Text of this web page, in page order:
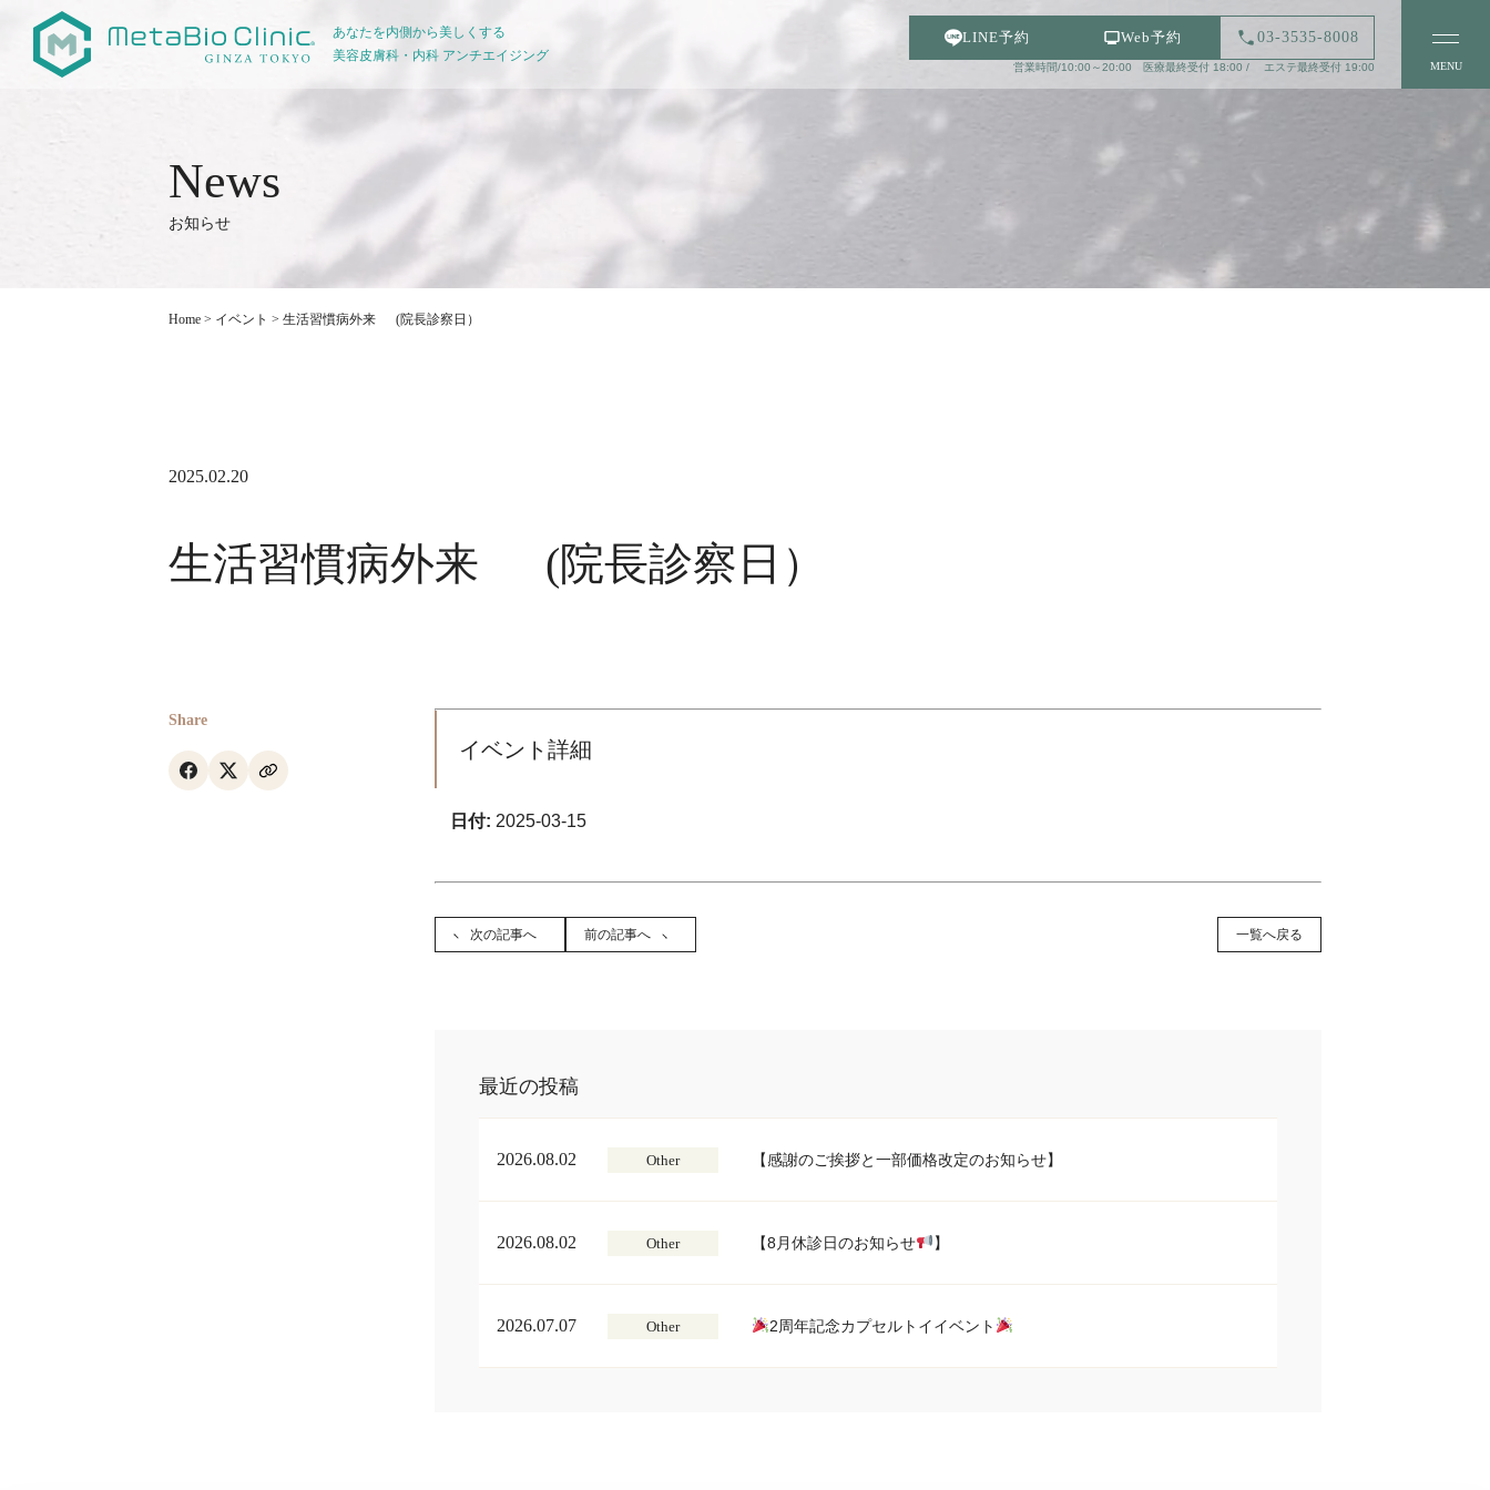
あなたを内側から美しくする
美容皮膚科・内科 アンチエイジング
LINE予約 Web予約 03-3535-8008
営業時間/10:00～20:00 医療最終受付 18:00 / エステ最終受付 19:00 MENU
お知らせ
Home > イベント > 生活習慣病外来 (院長診察日）
2025.02.20
生活習慣病外来 (院長診察日）
Share
イベント詳細
日付: 2025-03-15
次の記事へ 前の記事へ 一覧へ戻る
最近の投稿
2026.08.02 Other 【感謝のご挨拶と一部価格改定のお知らせ】
2026.08.02 Other 【8月休診日のお知らせ 】
2026.07.07 Other 2周年記念カプセルトイイベント